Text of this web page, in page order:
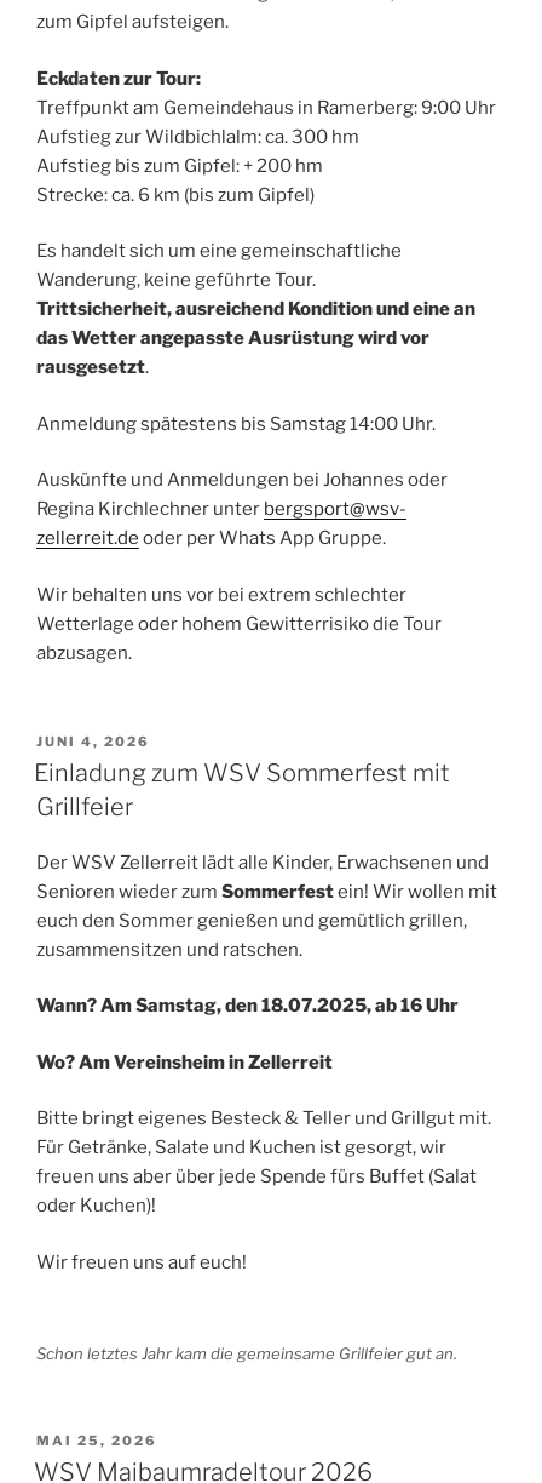
zum Gipfel aufsteigen.
Eckdaten zur Tour:
Treffpunkt am Gemeindehaus in Ramerberg: 9:00 Uhr
Aufstieg zur Wildbichlalm: ca. 300 hm
Aufstieg bis zum Gipfel: + 200 hm
Strecke: ca. 6 km (bis zum Gipfel)
Es handelt sich um eine gemeinschaftliche
Wanderung, keine geführte Tour.
Trittsicherheit, ausreichend Kondition und eine an
das Wetter angepasste Ausrüstung wird vor
rausgesetzt.
Anmeldung spätestens bis Samstag 14:00 Uhr.
Auskünfte und Anmeldungen bei Johannes oder
Regina Kirchlechner unter bergsport@wsv-
zellerreit.de oder per Whats App Gruppe.
Wir behalten uns vor bei extrem schlechter
Wetterlage oder hohem Gewitterrisiko die Tour
abzusagen.
VERÖFFENTLICHT
AM
JUNI 4, 2026
Einladung zum WSV Sommerfest mit
Grillfeier
Der WSV Zellerreit lädt alle Kinder, Erwachsenen und
Senioren wieder zum Sommerfestein! Wir wollen mit
euch den Sommer genießen und gemütlich grillen,
zusammensitzen und ratschen.
Wann? Am Samstag, den 18.07.2025, ab 16 Uhr
Wo?Am Vereinsheim in Zellerreit
Bitte bringt eigenes Besteck & Teller und Grillgut mit.
Für Getränke, Salate und Kuchen ist gesorgt, wir
freuen uns aber über jede Spende fürs Buffet (Salat
oder Kuchen)!
Wir freuen uns auf euch!
Schon letztes Jahr kam die gemeinsame Grillfeier gut an.
VERÖFFENTLICHT
AM
MAI 25, 2026
WSV Maibaumradeltour 2026